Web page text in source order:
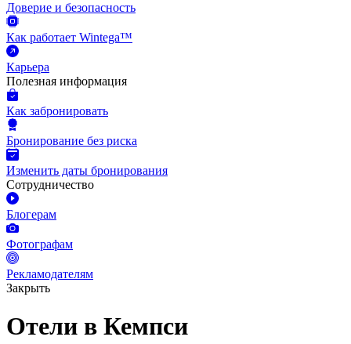
Доверие и безопасность
Как работает Wintega™
Карьера
Полезная информация
Как забронировать
Бронирование без риска
Изменить даты бронирования
Сотрудничество
Блогерам
Фотографам
Рекламодателям
Закрыть
Отели в Кемпси